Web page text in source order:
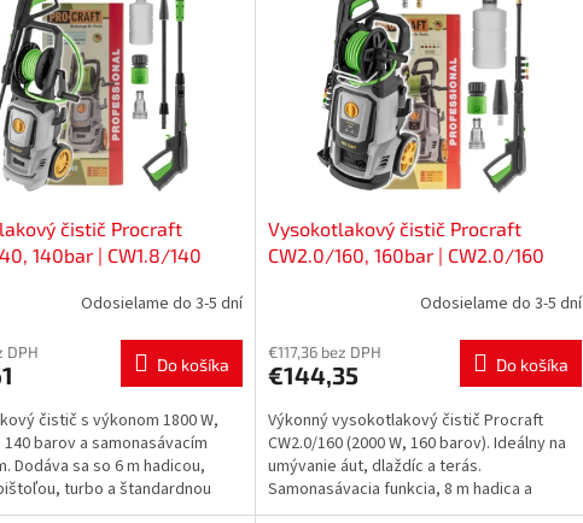
čistič Procraft
140bar | CW1.8/140
Odosielame do 3-5 dní
DPH
Do košíka
čistič s výkonom 1800 W,
barov a samonasávacím
Dodáva sa so 6 m hadicou,
turbo a štandardnou
na...
Vysokotlakový čistič Procraft
CW2.0/160, 160bar | CW2.0/160
Odosielame do 3-5 dní
€117,36 bez DPH
€144,35 Do košíka
Výkonný vysokotlakový čistič Procraft
CW2.0/160 (2000 W, 160 barov). Ideálny na
umývanie áut, dlaždíc a terás.
Samonasávacia funkcia, 8 m hadica a
bohaté príslušenstvo.